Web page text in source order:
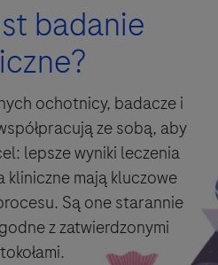
badanie
ochotnicy, badacze i
ze sobą, aby
lepsze wyniki leczenia
mają kluczowe
Są one starannie
z zatwierdzonymi